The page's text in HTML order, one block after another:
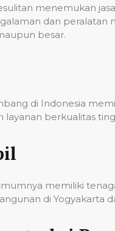
menemukan
dan
besar.
di Indonesia
berkualitas
memiliki
di Yogyakarta